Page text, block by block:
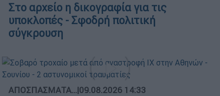
Στο αρχείο η δικογραφία για τις
υποκλοπές - Σφοδρή πολιτική
σύγκρουση
ΑΠΟΣΠΑΣΜΑΤΑ...|09.08.2026 14:33